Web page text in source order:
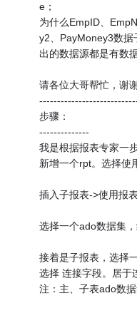
e；
为什么EmpID、
y2、PayMoney3数据
出的数据源都是有数
请各位大哥帮忙，谢
步骤：
--------------
我是根据报表专家一
新增一个rpt。选择使
插入子报表->使用报
选择一个ado数据集
接着是子报表，选择
选择 连接字段。居于
注：主、子表ado数